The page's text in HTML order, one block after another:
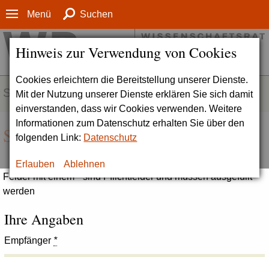
Hinweis zur Verwendung von Cookies
Cookies erleichtern die Bereitstellung unserer Dienste.
Mit der Nutzung unserer Dienste erklären Sie sich damit
einverstanden, dass wir Cookies verwenden. Weitere
Informationen zum Datenschutz erhalten Sie über den
folgenden Link: Datenschutz
Erlauben Ablehnen
Menü Suchen
SERVICE
Seite empfehlen
Felder mit einem * sind Pflichtfelder und müssen ausgefüllt
werden
Ihre Angaben
Empfänger *